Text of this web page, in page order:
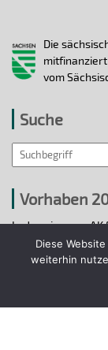
Die
vom
Suche
Vorhaben
In den vier vom
strategischen
ausgewählte E-
Diese
weiterhin